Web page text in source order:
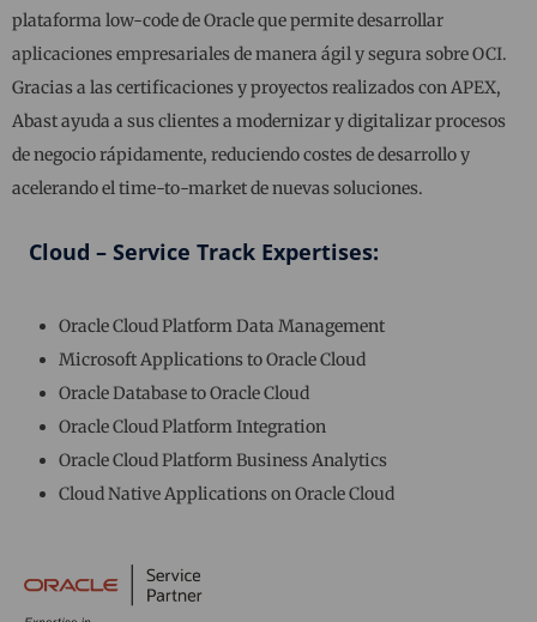
plataforma low-code de Oracle que permite desarrollar
aplicaciones empresariales de manera ágil y segura sobre OCI.
Gracias a las certificaciones y proyectos realizados con APEX,
Abast ayuda a sus clientes a modernizar y digitalizar procesos
de negocio rápidamente, reduciendo costes de desarrollo y
acelerando el time-to-market de nuevas soluciones.
Cloud – Service Track Expertises:
Oracle Cloud Platform Data Management
Microsoft Applications to Oracle Cloud
Oracle Database to Oracle Cloud
Oracle Cloud Platform Integration
Oracle Cloud Platform Business Analytics
Cloud Native Applications on Oracle Cloud